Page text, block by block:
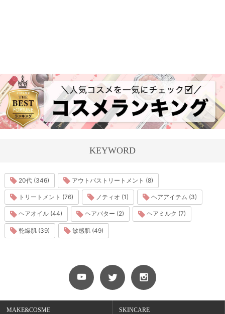
KEYWORD
20代 (346) アウトバストリートメント (8)
トリートメント (76) ノティオ (1) ヘアアイテム (3)
ヘアオイル (44) ヘアバター (2) ヘアミルク (7)
乾燥肌 (39) 敏感肌 (49)
MAKE&COSME SKINCARE